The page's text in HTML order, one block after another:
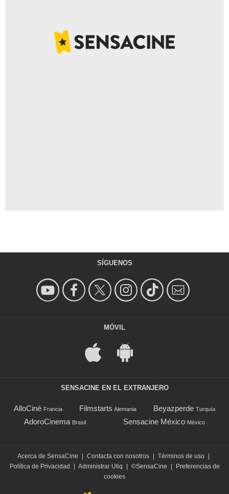
SÍGUENOS
MÓVIL
SENSACINE EN EL EXTRANJERO
AlloCiné Francia Filmstarts Alemania Beyazperde Turquía
AdoroCinema Brasil Sensacine México México
Acerca de SensaCine | Contacta con nosotros | Términos de uso |
Política de Privacidad
| Administrar Utiq | ©SensaCine |
Preferencias de
cookies